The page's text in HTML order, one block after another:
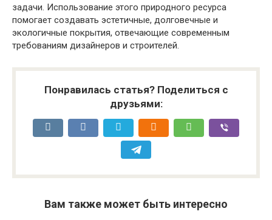
задачи. Использование этого природного ресурса
помогает создавать эстетичные, долговечные и
экологичные покрытия, отвечающие современным
требованиям дизайнеров и строителей.
Понравилась статья? Поделиться с
друзьями:
Вам также может быть интересно